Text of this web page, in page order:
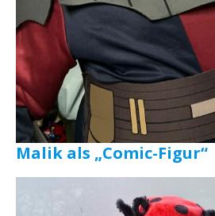
Malik als „Comic-Figur“